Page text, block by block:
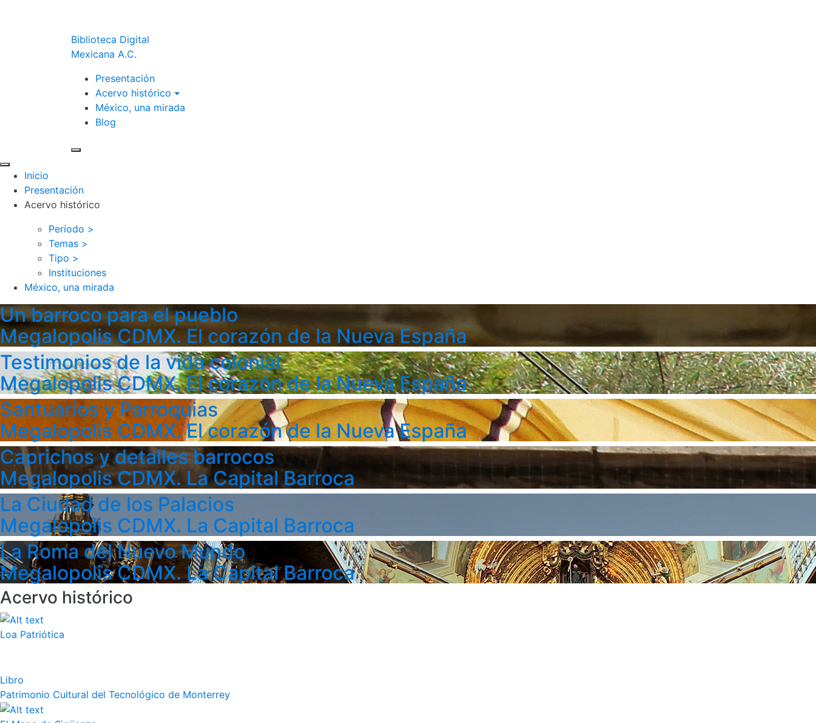
Biblioteca Digital
Mexicana A.C.
Presentación
Acervo histórico
México, una mirada
Blog
Inicio
Presentación
Acervo histórico
Período >
Temas >
Tipo >
Instituciones
México, una mirada
Un barroco para el pueblo
Megalopolis CDMX. El corazón de la Nueva España
Testimonios de la vida colonial
Megalopolis CDMX. El corazón de la Nueva España
Santuarios y Parroquias
Megalopolis CDMX. El corazón de la Nueva España
Caprichos y detalles barrocos
Megalopolis CDMX. La Capital Barroca
La Ciudad de los Palacios
Megalopolis CDMX. La Capital Barroca
La Roma del Nuevo Mundo
Megalopolis CDMX. La Capital Barroca
Acervo histórico
Loa Patriótica
Libro
Patrimonio Cultural del Tecnológico de Monterrey